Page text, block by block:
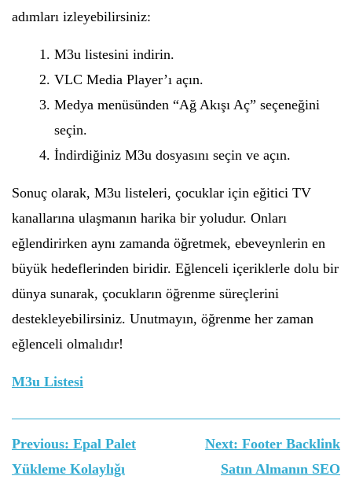
adımları izleyebilirsiniz:
M3u listesini indirin.
VLC Media Player’ı açın.
Medya menüsünden “Ağ Akışı Aç” seçeneğini
seçin.
İndirdiğiniz M3u dosyasını seçin ve açın.
Sonuç olarak, M3u listeleri, çocuklar için eğitici TV
kanallarına ulaşmanın harika bir yoludur. Onları
eğlendirirken aynı zamanda öğretmek, ebeveynlerin en
büyük hedeflerinden biridir. Eğlenceli içeriklerle dolu bir
dünya sunarak, çocukların öğrenme süreçlerini
destekleyebilirsiniz. Unutmayın, öğrenme her zaman
eğlenceli olmalıdır!
M3u Listesi
Yazı
gezinmesi
Previous: Epal Palet
Yükleme Kolaylığı
Next: Footer Backlink
Satın Almanın SEO